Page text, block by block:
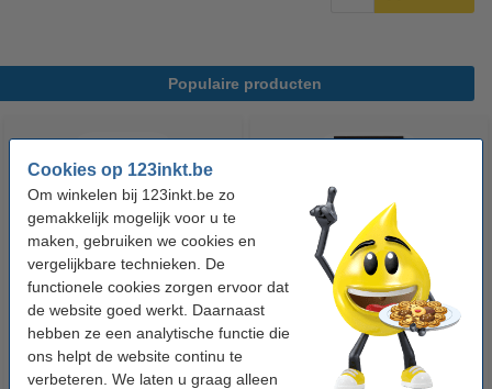
Cookies op 123inkt.be
Om winkelen bij 123inkt.be zo
gemakkelijk mogelijk voor u te
maken, gebruiken we cookies en
vergelijkbare technieken. De
functionele cookies zorgen ervoor dat
de website goed werkt. Daarnaast
hebben ze een analytische functie die
ons helpt de website continu te
verbeteren. We laten u graag alleen
Populaire producten
123accu Xtreme Power MN1500
Penlite AA batterij 24 stuks
€ 14,95
Aanbieding: 10x 123inkt
cursusblok A4 gelijnd 70 g/m²
100 vellen
€ 26,55 Incl. 21% btw